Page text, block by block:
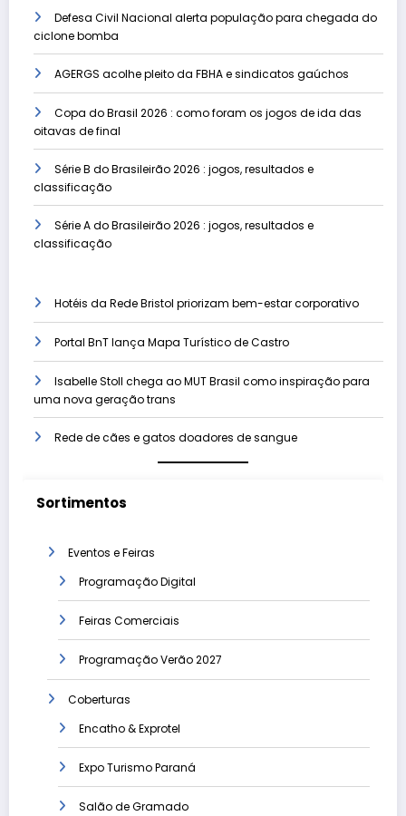
Defesa Civil Nacional alerta população para chegada do
ciclone bomba
AGERGS acolhe pleito da FBHA e sindicatos gaúchos
Copa do Brasil 2026 : como foram os jogos de ida das
oitavas de final
Série B do Brasileirão 2026 : jogos, resultados e
classificação
Série A do Brasileirão 2026 : jogos, resultados e
classificação
Hotéis da Rede Bristol priorizam bem-estar corporativo
Portal BnT lança Mapa Turístico de Castro
Isabelle Stoll chega ao MUT Brasil como inspiração para
uma nova geração trans
Rede de cães e gatos doadores de sangue
Sortimentos
Eventos e Feiras
Programação Digital
Feiras Comerciais
Programação Verão 2027
Coberturas
Encatho & Exprotel
Expo Turismo Paraná
Salão de Gramado